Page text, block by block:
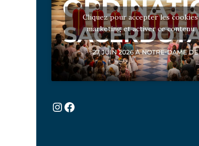
Cliquez pour accepter les cookies
marketing et activer ce contenu
Instagram
Facebook